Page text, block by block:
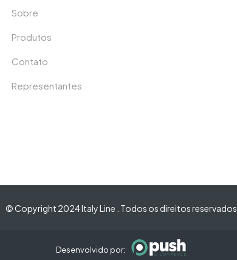
Sobre
Produtos
Contato
Representantes
© Copyright 2024 Italy Line . Todos os direitos reservados
Desenvolvido por: